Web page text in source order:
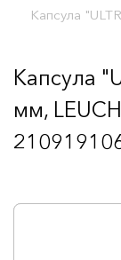
Капсула
Капсула
мм,